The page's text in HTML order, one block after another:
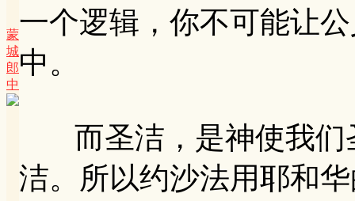
蒙
城
郎
中
一个逻辑，你不可能让
中。
而圣洁，是神使我们
洁。所以约沙法用耶和